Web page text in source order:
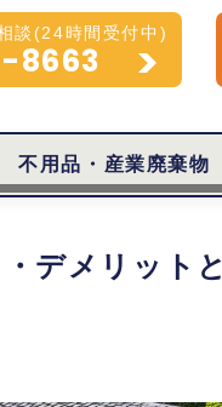
談(24時間受付中)
8663
不用品・産業廃棄物
デメリットと